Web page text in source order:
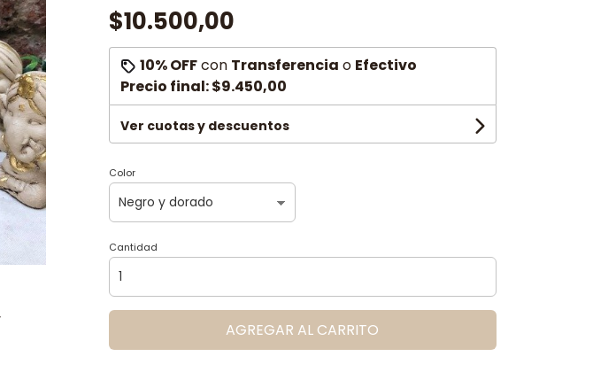
$10.500,00
10% OFFcon Transferencia o Efectivo
Precio final:$9.450,00
Ver cuotas y descuentos
Color
Cantidad
AGREGAR AL CARRITO